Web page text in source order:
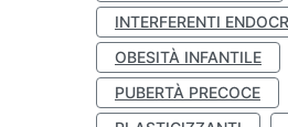
INTERFERENTI
OBESITÀ INFANTILE
PUBERTÀ PRECOCE